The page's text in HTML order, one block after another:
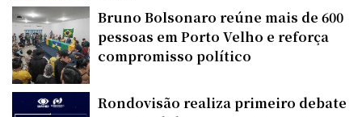
Bruno Bolsonaro reúne mais de 600
pessoas em Porto Velho e reforça
compromisso político
Rondovisão realiza primeiro debate